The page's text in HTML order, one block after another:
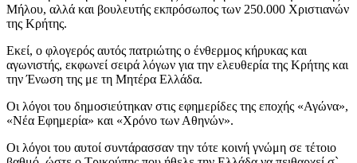
Μήλου, αλλά και βουλευτής εκπρόσωπος των 250.000 Χριστιανών
της Κρήτης.
Εκεί, ο φλογερός αυτός πατριώτης ο ένθερμος κήρυκας και
αγωνιστής, εκφωνεί σειρά λόγων για την ελευθερία της Κρήτης και
την Ένωση της με τη Μητέρα Ελλάδα.
Οι λόγοι του δημοσιεύτηκαν στις εφημερίδες της εποχής «Αγώνα»,
«Νέα Εφημερία» και «Χρόνο των Αθηνών».
Οι λόγοι του αυτοί συντάρασσαν την τότε κοινή γνώμη σε τέτοιο